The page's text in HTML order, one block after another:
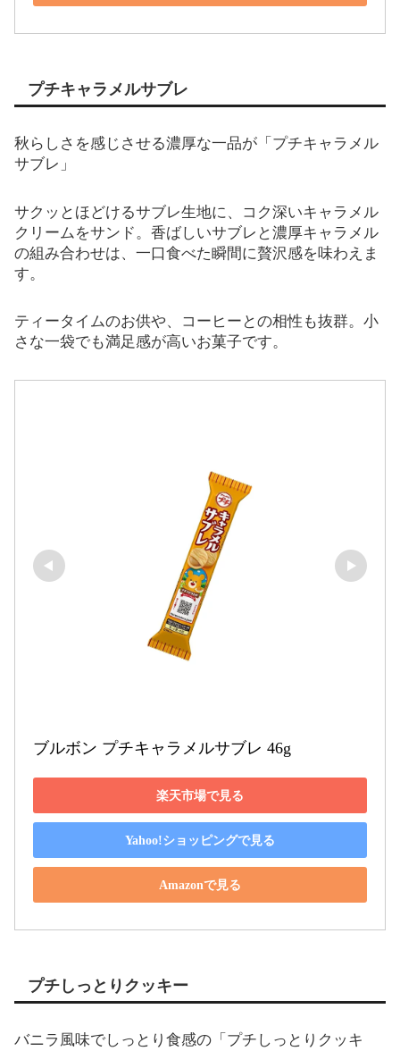
プチキャラメルサブレ
秋らしさを感じさせる濃厚な一品が「プチキャラメル
サブレ」
サクッとほどけるサブレ生地に、コク深いキャラメル
クリームをサンド。香ばしいサブレと濃厚キャラメル
の組み合わせは、一口食べた瞬間に贅沢感を味わえま
す。
ティータイムのお供や、コーヒーとの相性も抜群。小
さな一袋でも満足感が高いお菓子です。
ブルボン プチキャラメルサブレ 46g
楽天市場で見る
Yahoo!ショッピングで見る
Amazonで見る
プチしっとりクッキー
バニラ風味でしっとり食感の「プチしっとりクッキ